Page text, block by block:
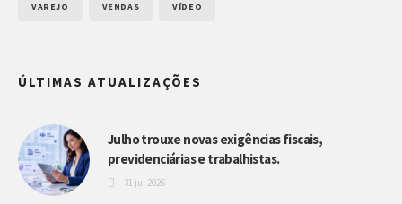
VAREJO VENDAS VÍDEO
ÚLTIMAS ATUALIZAÇÕES
Julho trouxe novas exigências fiscais,
previdenciárias e trabalhistas.
31 jul 2026